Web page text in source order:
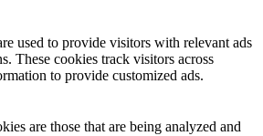
used to provide visitors with relevant ads
These cookies track visitors across
to provide customized ads.
are those that are being analyzed and